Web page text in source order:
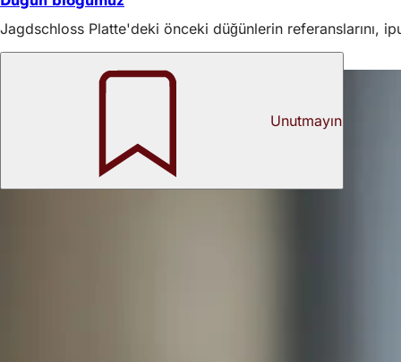
Jagdschloss Platte'deki önceki düğünlerin referanslarını,
Unutmayın
Sizin için buradayız